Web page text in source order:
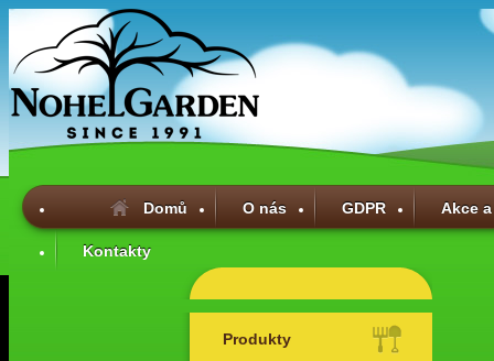
Domů O nás GDPR Akce
Kontakty
Produkty